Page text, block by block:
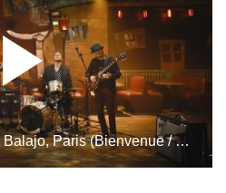
SABABA 5 – Live at Le Balajo, Paris (Bienvenue / Ma Hol)